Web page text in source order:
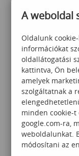
Az
A weboldal
Oldalunk
információkat
oldallátogatási
kattintva, Ön
amelyek
szolgáltatnak a
minden cookie-
google.com-ra,
weboldalunkat.
módosítani az